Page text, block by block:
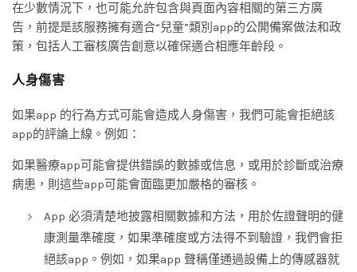
在少數情況下，也可能允許包含與頁面內容相關的第三方廣
告，前提是該服務擁有適合“兒童”類別app的公開備案做法和政
策，包括人工審核廣告創意以確保適合相應年齡段。
人身傷害
如果app 的行為方式可能會造成人身傷害，我們可能會拒絕該
app的評論上線。例如：
如果醫療app可能會提供錯誤的數據或信息，或用於診斷或治療
病患，則這些app可能會面臨更加嚴格的審核。
App 必須清楚地披露相關數據和方法，用於佐證聲明的健
康測量準確度，如果準確度或方法得不到驗證，我們會拒
絕該app。例如，如果app 聲稱僅通過設備上的傳感器就